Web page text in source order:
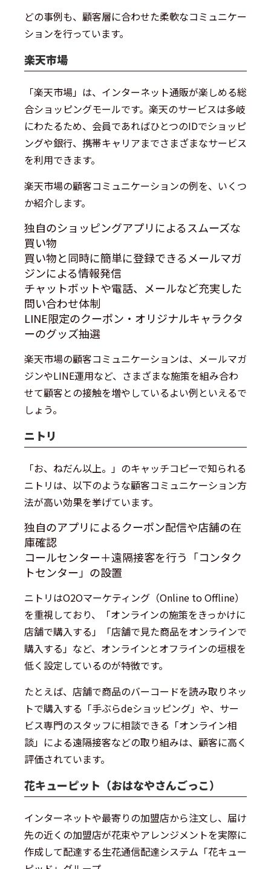
どの事例も、顧客層に合わせた柔軟なコミュニケー
ションを行っています。
楽天市場
「楽天市場」は、インターネット通販が楽しめる総
合ショッピングモールです。楽天のサービスは多岐
にわたるため、会員であればひとつのIDでショッピ
ングや銀行、携帯キャリアまでさまざまなサービス
を利用できます。
楽天市場の顧客コミュニケーションの例を、いくつ
か紹介します。
独自のショッピングアプリによるスムーズな
買い物
買い物と同時に簡単に登録できるメールマガ
ジンによる情報発信
チャットボットや電話、メールなど充実した
問い合わせ体制
LINE限定のクーポン・オリジナルキャラクタ
ーのグッズ抽選
楽天市場の顧客コミュニケーションは、メールマガ
ジンやLINE運用など、さまざまな施策を組み合わ
せて顧客との接触を増やしているよい例といえるで
しょう。
ニトリ
「お、ねだん以上。」のキャッチコピーで知られる
ニトリは、以下のような顧客コミュニケーション方
法が高い効果を挙げています。
独自のアプリによるクーポン配信や店舗の在
庫確認
コールセンター＋遠隔接客を行う「コンタク
トセンター」の設置
ニトリはO2Oマーケティング（Online to Offline）
を重視しており、「オンラインの施策をきっかけに
店舗で購入する」「店舗で見た商品をオンラインで
購入する」など、オンラインとオフラインの垣根を
低く設定しているのが特徴です。
たとえば、店舗で商品のバーコードを読み取りネッ
トで購入する「手ぶらdeショッピング」や、サー
ビス専門のスタッフに相談できる「オンライン相
談」による遠隔接客などの取り組みは、顧客に高く
評価されています。
花キューピット（おはなやさんごっこ）
インターネットや最寄りの加盟店から注文し、届け
先の近くの加盟店が花束やアレンジメントを実際に
作成して配達する生花通信配達システム「花キュー